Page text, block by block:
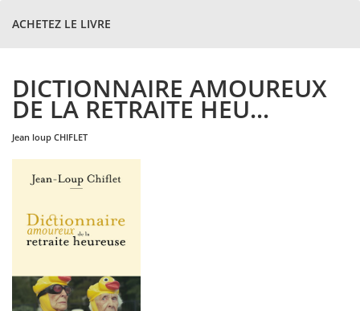
ACHETEZ LE LIVRE
DICTIONNAIRE AMOUREUX
DE LA RETRAITE HEU...
jean loup CHIFLET